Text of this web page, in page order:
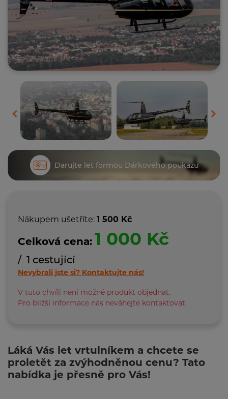
Darujte let formou Dárkového poukazu
Nákupem ušetříte: 1 500 Kč
Celková cena: 1 000 Kč
/ 1 cestující
Nevybrali jste si? Kontaktujte nás!
V tuto chvíli není možné produkt objednat.
Pro bližší informace nás neváhejte kontaktovat.
Láká Vás let vrtulníkem a chcete se
proletět za zvýhodněnou cenu? Tato
nabídka je přesně pro Vás!